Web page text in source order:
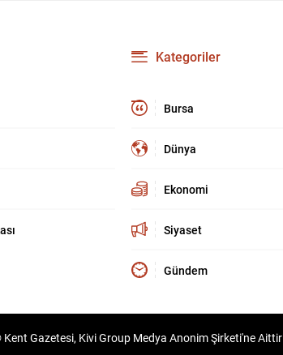
Kategoriler
Bursa
Dünya
Ekonomi
Siyaset
Gündem
Gazetesi, Kivi Group Medya Anonim Şirketi'ne Aittir